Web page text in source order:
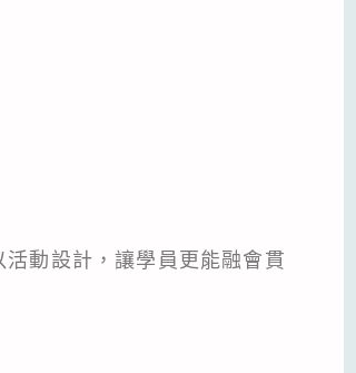
動設計，讓學員更能融會貫